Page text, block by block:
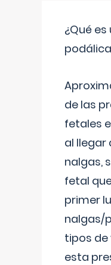
¿Qué
de las
fetales
al llegar
nalgas,
fetal
primer
nalgas/
tipos
esta